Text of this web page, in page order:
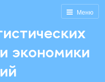
Меню
экономики